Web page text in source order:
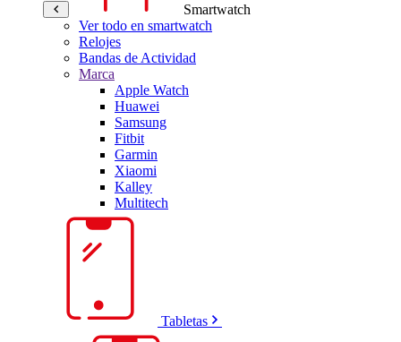
Smartwatch
Ver todo en smartwatch
Relojes
Bandas de Actividad
Marca
Apple Watch
Huawei
Samsung
Fitbit
Garmin
Xiaomi
Kalley
Multitech
Tabletas